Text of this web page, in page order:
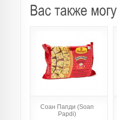
Соан Папди (Soan
Papdi)